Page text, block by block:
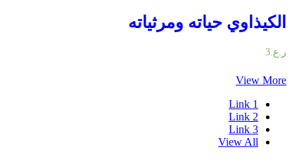
الكيذاوي حياته ومرثياته
ر.ع. 3
View More
Link 1
Link 2
Link 3
View All